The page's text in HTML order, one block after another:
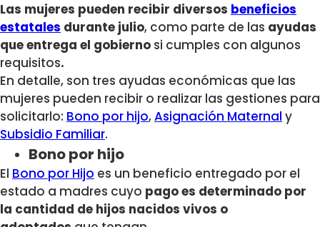
Las mujeres pueden recibir diversos beneficios
estatales durante julio, como parte de las ayudas
que entrega el gobierno si cumples con algunos
requisitos.
En detalle, son tres ayudas económicas que las
mujeres pueden recibir o realizar las gestiones para
solicitarlo: Bono por hijo,Asignación Maternal y
Subsidio Familiar.
Bono por hijo
El Bono por Hijo es un beneficio entregado por el
estado a madres cuyo pago es determinado por
la cantidad de hijos nacidos vivos o